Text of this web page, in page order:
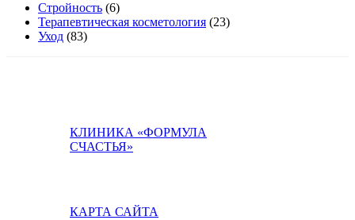
Стройность (6)
Терапевтическая косметология (23)
Уход (83)
КЛИНИКА «ФОРМУЛА
СЧАСТЬЯ»
КАРТА САЙТА